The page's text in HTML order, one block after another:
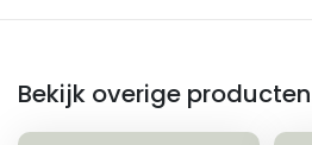
Bekijk overige producten